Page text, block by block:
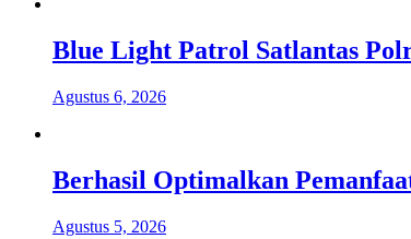
Blue Light Patrol Satlantas
Agustus 6, 2026
Berhasil Optimalkan
Agustus 5, 2026